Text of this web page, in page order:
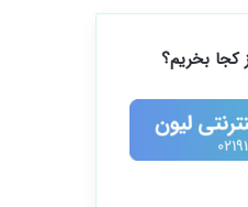
کجا بخریم؟